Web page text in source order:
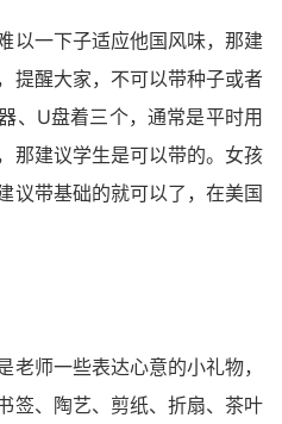
以一下子适应他国风味，那建
提醒大家，不可以带种子或者
、U盘着三个，通常是平时用
那建议学生是可以带的。女孩
议带基础的就可以了，在美国
师一些表达心意的小礼物，
签、陶艺、剪纸、折扇、茶叶